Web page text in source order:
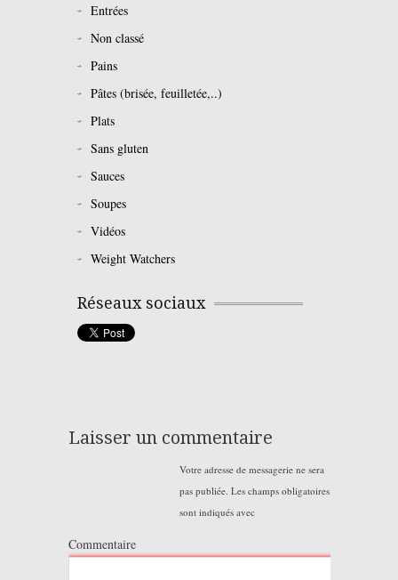
Entrées
Non classé
Pains
Pâtes (brisée, feuilletée,..)
Plats
Sans gluten
Sauces
Soupes
Vidéos
Weight Watchers
Réseaux sociaux
Laisser un commentaire
Votre adresse de messagerie ne sera
pas publiée. Les champs obligatoires
sont indiqués avec
Commentaire